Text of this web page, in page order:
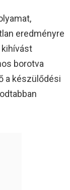
eredményre
borotva
a készülődési